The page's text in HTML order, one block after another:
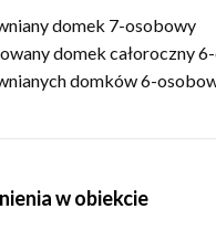
domek 7-osobowy
domek całoroczny
domków 6-
w obiekcie